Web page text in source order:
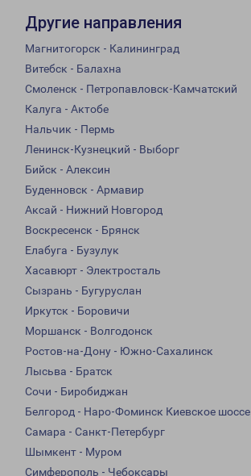
Другие направления
Магнитогорск - Калининград
Витебск - Балахна
Смоленск - Петропавловск-Камчатский
Калуга - Актобе
Нальчик - Пермь
Ленинск-Кузнецкий - Выборг
Бийск - Алексин
Буденновск - Армавир
Аксай - Нижний Новгород
Воскресенск - Брянск
Елабуга - Бузулук
Хасавюрт - Электросталь
Сызрань - Бугуруслан
Иркутск - Боровичи
Моршанск - Волгодонск
Ростов-на-Дону - Южно-Сахалинск
Лысьва - Братск
Сочи - Биробиджан
Белгород - Наро-Фоминск Киевское шоссе
Самара - Санкт-Петербург
Шымкент - Муром
Симферополь - Чебоксары